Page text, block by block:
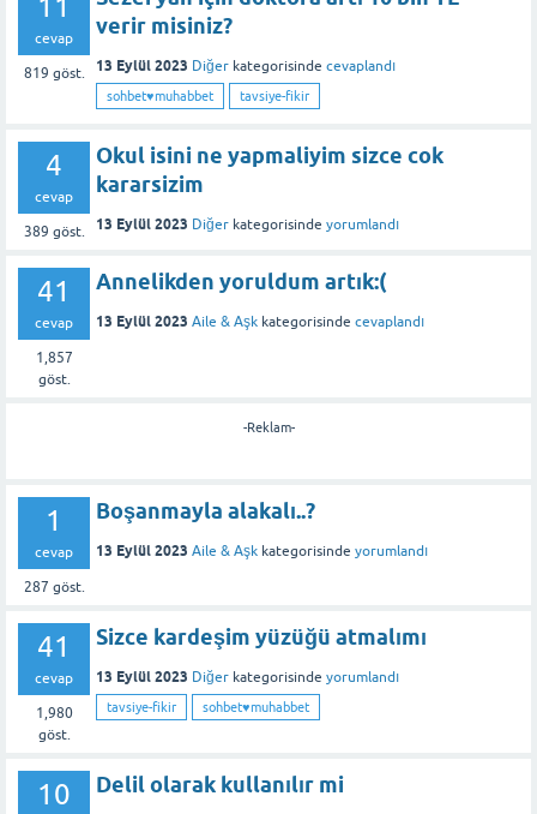
11
cevap
819 göst.
verir misiniz?
13 Eylül 2023 Diğer kategorisinde cevaplandı
sohbet♥️muhabbet tavsiye-fikir
4
cevap
389 göst.
Okul isini ne yapmaliyim sizce cok
kararsizim
13 Eylül 2023 Diğer kategorisinde yorumlandı
41
cevap
1,857
göst.
Annelikden yoruldum artık:(
13 Eylül 2023 Aile & Aşk kategorisinde cevaplandı
-Reklam-
1
cevap
287 göst.
Boşanmayla alakalı..?
13 Eylül 2023 Aile & Aşk kategorisinde yorumlandı
41
cevap
1,980
göst.
Sizce kardeşim yüzüğü atmalımı
13 Eylül 2023 Diğer kategorisinde yorumlandı
tavsiye-fikir sohbet♥️muhabbet
10 Delil olarak kullanılır mi